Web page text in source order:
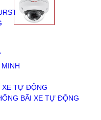
XE TỰ ĐỘNG
BÃI XE TỰ ĐỘNG